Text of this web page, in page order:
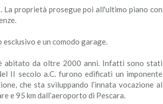
La proprietà prosegue poi all'ultimo piano con
e un comodo garage.
abitato da oltre 2000 anni. Infatti sono stati
II secolo a.C. furono edificati un imponente
che sta sviluppando l’innata vocazione al
e 95 km dall’aeroporto di Pescara.